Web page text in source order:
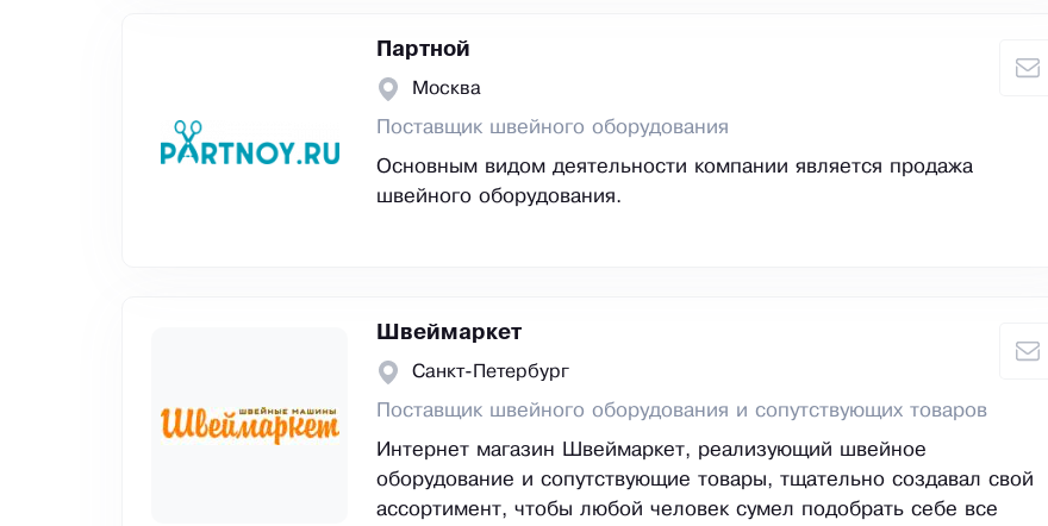
Партной
Москва
Поставщик швейного оборудования
Основным видом деятельности компании является продажа
швейного оборудования.
Швеймаркет
Санкт-Петербург
Поставщик швейного оборудования и сопутствующих товаров
Интернет магазин Швеймаркет, реализующий швейное
оборудование и сопутствующие товары, тщательно создавал свой
ассортимент, чтобы любой человек сумел подобрать себе все